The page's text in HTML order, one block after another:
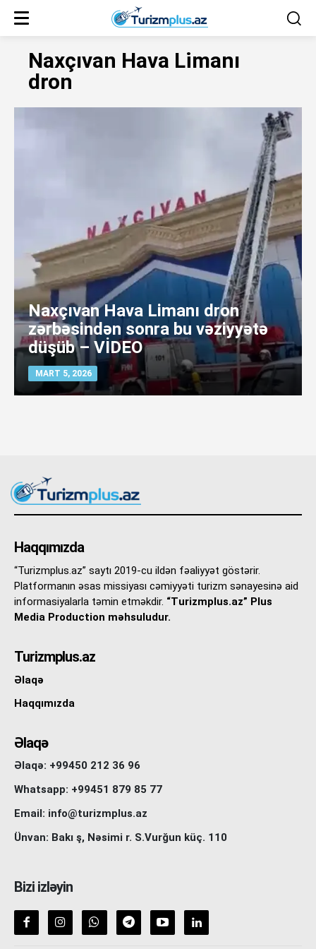
Naxçıvan Hava Limanı
dron
Naxçıvan Hava Limanı dron
zərbəsindən sonra bu vəziyyətə
düşüb – VİDEO
MART 5, 2026
Haqqımızda
“Turizmplus.az” saytı 2019-cu ildən fəaliyyət göstərir.
Platformanın əsas missiyası cəmiyyəti turizm sənayesinə aid
informasiyalarla təmin etməkdir. “Turizmplus.az” Plus
Media Production məhsuludur.
Turizmplus.az
Əlaqə
Haqqımızda
Əlaqə
Əlaqə: +99450 212 36 96
Whatsapp: +99451 879 85 77
Email: info@turizmplus.az
Ünvan: Bakı ş, Nəsimi r. S.Vurğun küç. 110
Bizi izləyin